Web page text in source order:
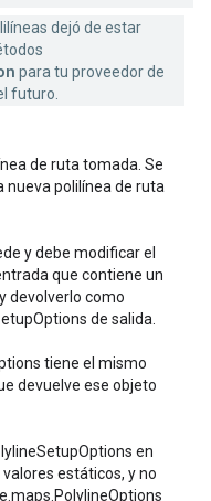
dejó de estar
para tu proveedor de
futuro.
de ruta tomada. Se
nueva polilínea de ruta
y debe modificar el
que contiene un
devolverlo como
de salida.
tiene el mismo
devuelve ese objeto
en
estáticos, y no